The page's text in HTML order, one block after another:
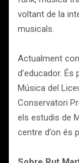
voltant de la
musicals.
Actualment
d’educador.
Música del
Conservatori
els estudis de
centre d’on és